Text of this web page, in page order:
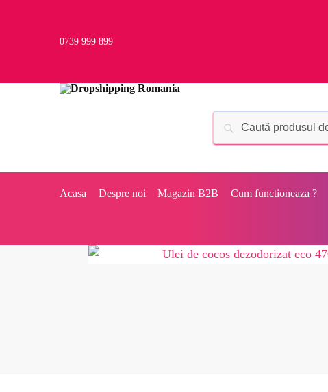
0739 999 899
Acasa Despre noi Magazin B2B Cum functioneaza ?